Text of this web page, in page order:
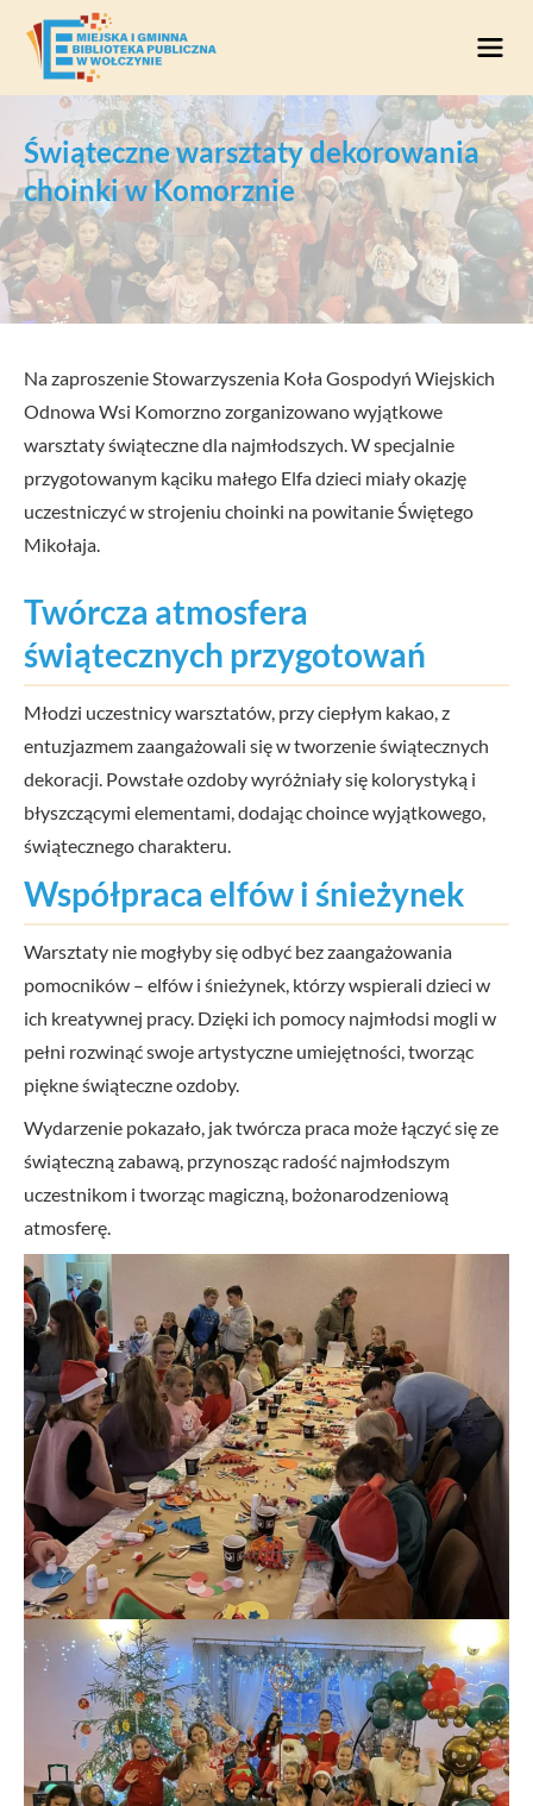
Przejdź do treści
Świąteczne warsztaty dekorowania
choinki w Komorznie
Na zaproszenie Stowarzyszenia Koła Gospodyń Wiejskich
Odnowa Wsi Komorzno zorganizowano wyjątkowe
warsztaty świąteczne dla najmłodszych. W specjalnie
przygotowanym kąciku małego Elfa dzieci miały okazję
uczestniczyć w strojeniu choinki na powitanie Świętego
Mikołaja.
Twórcza atmosfera
świątecznych przygotowań
Młodzi uczestnicy warsztatów, przy ciepłym kakao, z
entuzjazmem zaangażowali się w tworzenie świątecznych
dekoracji. Powstałe ozdoby wyróżniały się kolorystyką i
błyszczącymi elementami, dodając choince wyjątkowego,
świątecznego charakteru.
Współpraca elfów i śnieżynek
Warsztaty nie mogłyby się odbyć bez zaangażowania
pomocników – elfów i śnieżynek, którzy wspierali dzieci w
ich kreatywnej pracy. Dzięki ich pomocy najmłodsi mogli w
pełni rozwinąć swoje artystyczne umiejętności, tworząc
piękne świąteczne ozdoby.
Wydarzenie pokazało, jak twórcza praca może łączyć się ze
świąteczną zabawą, przynosząc radość najmłodszym
uczestnikom i tworząc magiczną, bożonarodzeniową
atmosferę.